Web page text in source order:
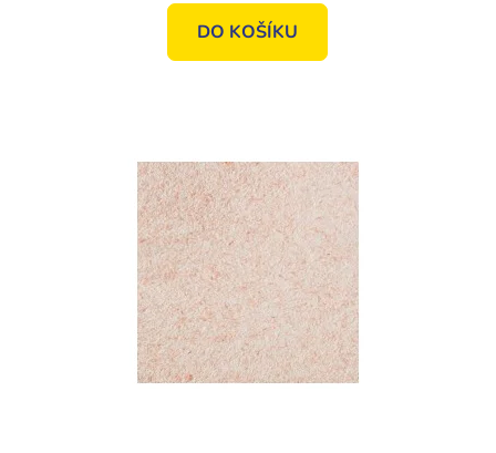
DO KOŠÍKU